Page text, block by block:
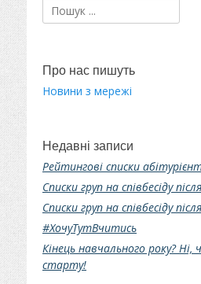
Пошук:
Про нас пишуть
Новини з мережі
Недавні записи
Рейтингові списки
Списки груп на співбесіду
Списки груп на співбесіду
#ХочуТутВчитись
Кінець навчального року? Ні,
старту!